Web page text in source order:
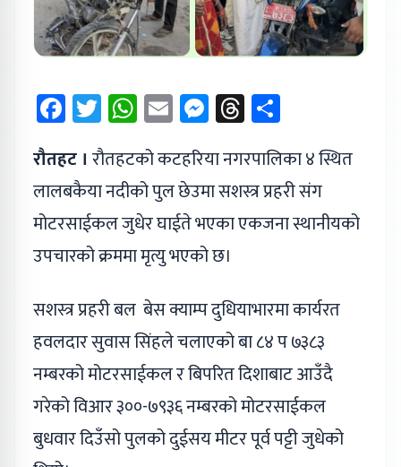
Facebook
Twitter
WhatsApp
EmailMessenger
Threads
रौतहट । रौतहटको कटहरिया नगरपालिका ४ स्थित
लालबकैया नदीको पुल छेउमा सशस्त्र प्रहरी संग
मोटरसाईकल जुधेर घाईते भएका एकजना स्थानीयको
उपचारको क्रममा मृत्यु भएको छ।
सशस्त्र प्रहरी बल बेस क्याम्प दुधियाभारमा कार्यरत
हवलदार सुवास सिंहले चलाएको बा ८४ प ७३८३
नम्बरको मोटरसाईकल र बिपरित दिशाबाट आउँदै
गरेको विआर ३००-७९३६ नम्बरको मोटरसाईकल
बुधवार दिउँसो पुलको दुईसय मीटर पूर्व पट्टी जुधेको